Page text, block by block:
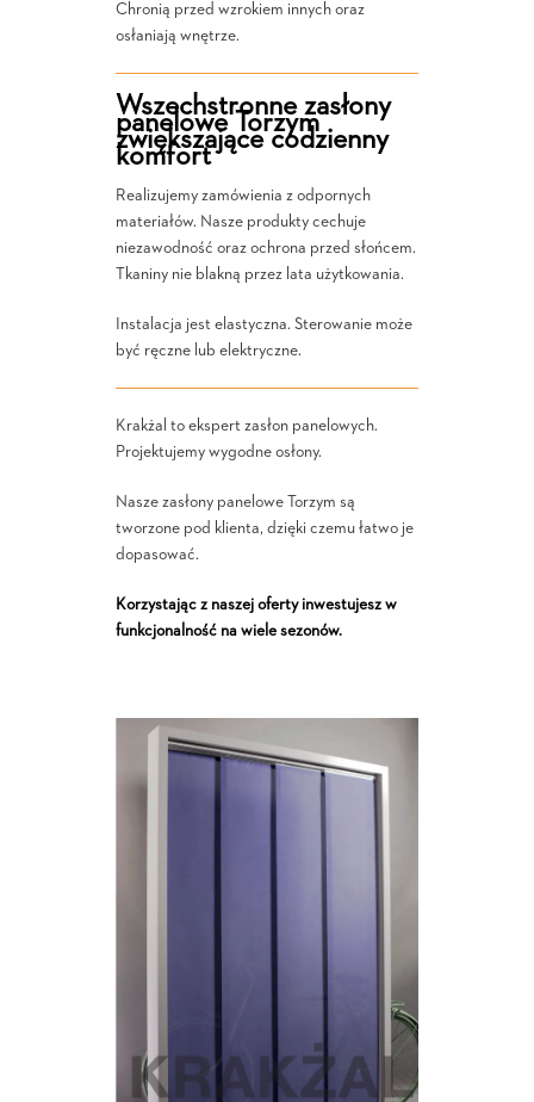
Chronią przed wzrokiem innych oraz
osłaniają wnętrze.
Wszechstronne zasłony
panelowe Torzym
zwiększające codzienny
komfort
Realizujemy zamówienia z odpornych
materiałów. Nasze produkty cechuje
niezawodność oraz ochrona przed słońcem.
Tkaniny nie blakną przez lata użytkowania.
Instalacja jest elastyczna. Sterowanie może
być ręczne lub elektryczne.
Krakżal to ekspert zasłon panelowych.
Projektujemy wygodne osłony.
Nasze zasłony panelowe Torzym są
tworzone pod klienta, dzięki czemu łatwo je
dopasować.
Korzystając z naszej oferty inwestujesz w
funkcjonalność na wiele sezonów.